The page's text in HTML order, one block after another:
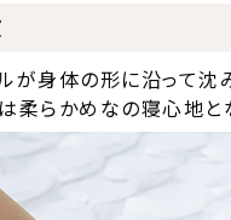
が身体の形に沿って沈
柔らかめなの寝心地と